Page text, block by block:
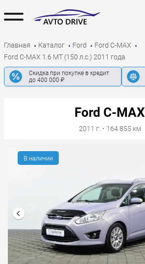
Главная Каталог Ford
Ford C-MAX
Ford C-MAX 1.6 MT (150 л.с.) 2011 года
Скидка при покупке в кредит
до 400 000 ₽
Ford C-MAX
2011 г. · 164 855 км
В наличии